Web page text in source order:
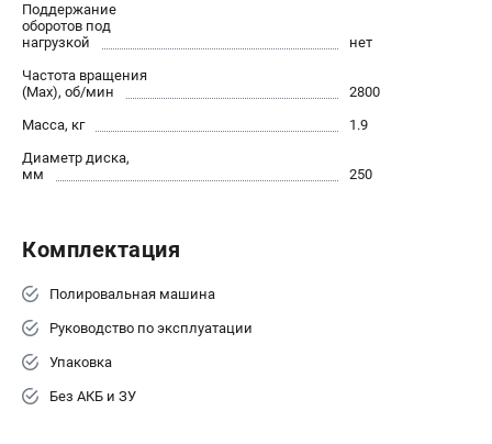
САДОВАЯ ТЕХНИКА
Аэраторы
Воздуходувки
Газонокосилки
Культиваторы
Кусторезы
Триммеры
Снегоуборщики
Лобзики
Поддержание
оборотов под
нагрузкой
нет
Частота вращения
(Max), об/мин
2800
Масса, кг
1.9
Диаметр диска,
мм
250
Комплектация
Полировальная машина
Руководство по эксплуатации
Упаковка
Без АКБ и ЗУ